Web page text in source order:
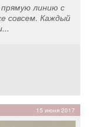
линию с
совсем. Каждый
15 июня 2017